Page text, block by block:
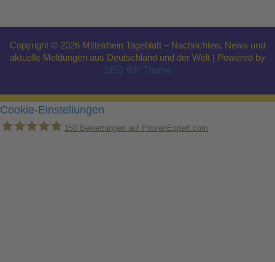
Copyright © 2026 Mittelrhein Tageblatt – Nachrichten, News und
aktuelle Meldungen aus Deutschland und der Welt | Powered by
SEO WP Theme
Cookie-Einstellungen
150 Bewertungen auf ProvenExpert.com